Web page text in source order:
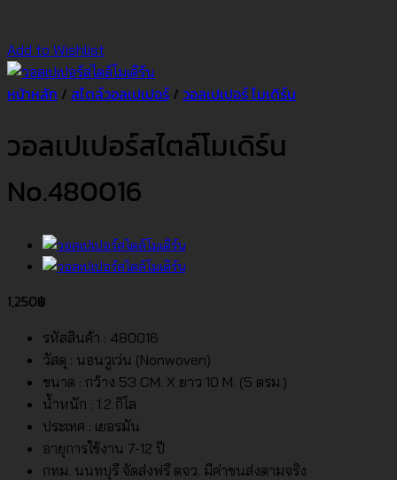
Add to Wishlist
หน้าหลัก / สไตล์วอลเปเปอร์ / วอลเปเปอร์ โมเดิร์น
วอลเปเปอร์สไตล์โมเดิร์น
No.480016
1,250฿
รหัสสินค้า : 480016
วัสดุ : นอนวูเว่น (Nonwoven)
ขนาด : กว้าง 53 CM. X ยาว 10 M. (5 ตรม.)
น้ำหนัก : 1.2 กิโล
ประเทศ : เยอรมัน
อายุการใช้งาน 7-12 ปี
กทม. นนทบุรี จัดส่งฟรี ตจว. มีค่าขนส่งตามจริง